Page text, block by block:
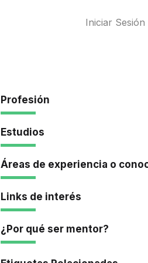
Iniciar Sesión
Profesión
Estudios
Áreas de experiencia o
Links de interés
¿Por qué ser mentor?